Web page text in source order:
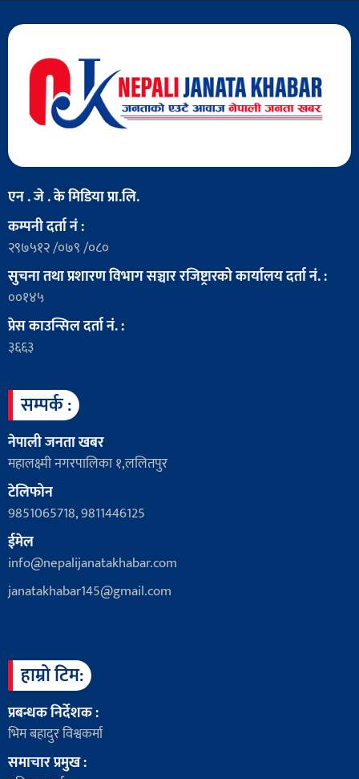
एन . जे . के मिडिया प्रा.लि.
कम्पनी दर्ता नं :
२९७५१२ /०७९ /०८०
सुचना तथा प्रशारण विभाग सञ्चार रजिष्ट्रारको कार्यालय दर्ता नं. :
००१४५
प्रेस काउन्सिल दर्ता नं. :
३६६३
सम्पर्क :
नेपाली जनता खबर
महालक्ष्मी नगरपालिका १,ललितपुर
टेलिफोन
9851065718, 9811446125
ईमेल
info@nepalijanatakhabar.com
janatakhabar145@gmail.com
हाम्रो टिम:
प्रबन्धक निर्देशक :
भिम बहादुर विश्वकर्मा
समाचार प्रमुख :